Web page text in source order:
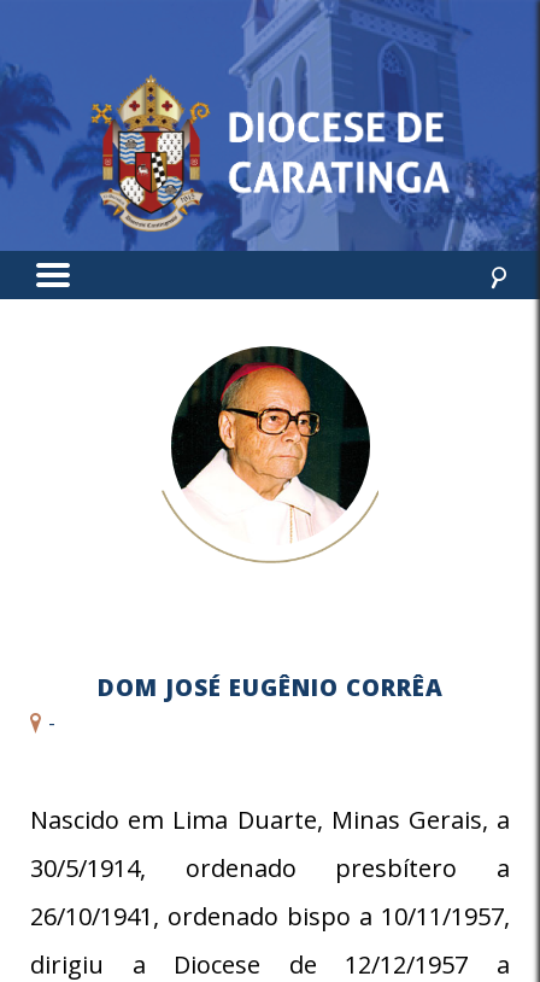
DOM JOSÉ EUGÊNIO CORRÊA
-
Nascido em Lima Duarte, Minas Gerais, a
30/5/1914, ordenado presbítero a
26/10/1941, ordenado bispo a 10/11/1957,
dirigiu a Diocese de 12/12/1957 a